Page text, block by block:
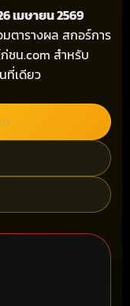
เมษายน 2569
ตารางผล สกอร์การ
ชน.com สำหรับ
ที่เดียว